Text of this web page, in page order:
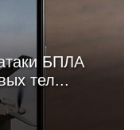
БПЛА
тел...